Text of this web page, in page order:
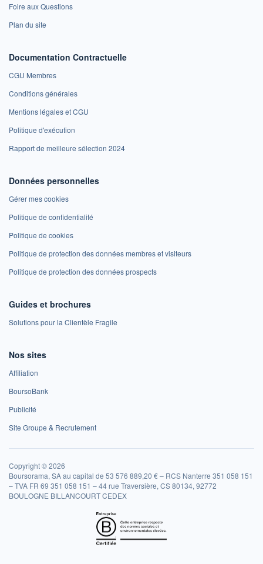
Foire aux Questions
Plan du site
Documentation Contractuelle
CGU Membres
Conditions générales
Mentions légales et CGU
Politique d'exécution
Rapport de meilleure sélection 2024
Données personnelles
Gérer mes cookies
Politique de confidentialité
Politique de cookies
Politique de protection des données membres et visiteurs
Politique de protection des données prospects
Guides et brochures
Solutions pour la Clientèle Fragile
Nos sites
Affiliation
BoursoBank
Publicité
Site Groupe & Recrutement
Copyright © 2026
Boursorama, SA au capital de 53 576 889,20 € – RCS Nanterre 351 058 151
– TVA FR 69 351 058 151 – 44 rue Traversière, CS 80134, 92772
BOULOGNE BILLANCOURT CEDEX